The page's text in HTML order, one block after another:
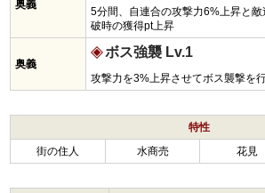
奥義
5分間、自連合の攻撃力6%上昇と
破時の獲得pt上昇
奥義
ボス強襲 Lv.1
攻撃力を3%上昇させてボス襲撃を
特性
街の住人
水商売 花見